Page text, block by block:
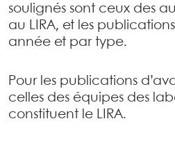
soulignés sont ceux des
au LIRA, et les
année et par type.
Pour les publications
celles des équipes des
constituent le LIRA.